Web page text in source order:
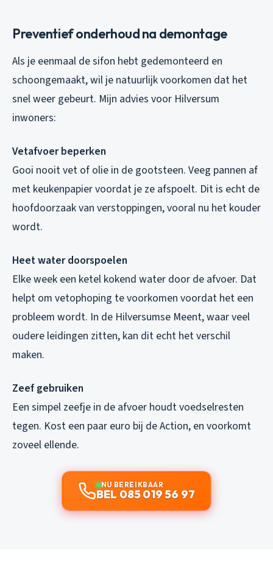
Preventief onderhoud na demontage
Als je eenmaal de sifon hebt gedemonteerd en
schoongemaakt, wil je natuurlijk voorkomen dat het
snel weer gebeurt. Mijn advies voor Hilversum
inwoners:
Vetafvoer beperken
Gooi nooit vet of olie in de gootsteen. Veeg pannen af
met keukenpapier voordat je ze afspoelt. Dit is echt de
hoofdoorzaak van verstoppingen, vooral nu het kouder
wordt.
Heet water doorspoelen
Elke week een ketel kokend water door de afvoer. Dat
helpt om vetophoping te voorkomen voordat het een
probleem wordt. In de Hilversumse Meent, waar veel
oudere leidingen zitten, kan dit echt het verschil
maken.
Zeef gebruiken
Een simpel zeefje in de afvoer houdt voedselresten
tegen. Kost een paar euro bij de Action, en voorkomt
zoveel ellende.
NU BEREIKBAAR
BEL 085 019 56 97